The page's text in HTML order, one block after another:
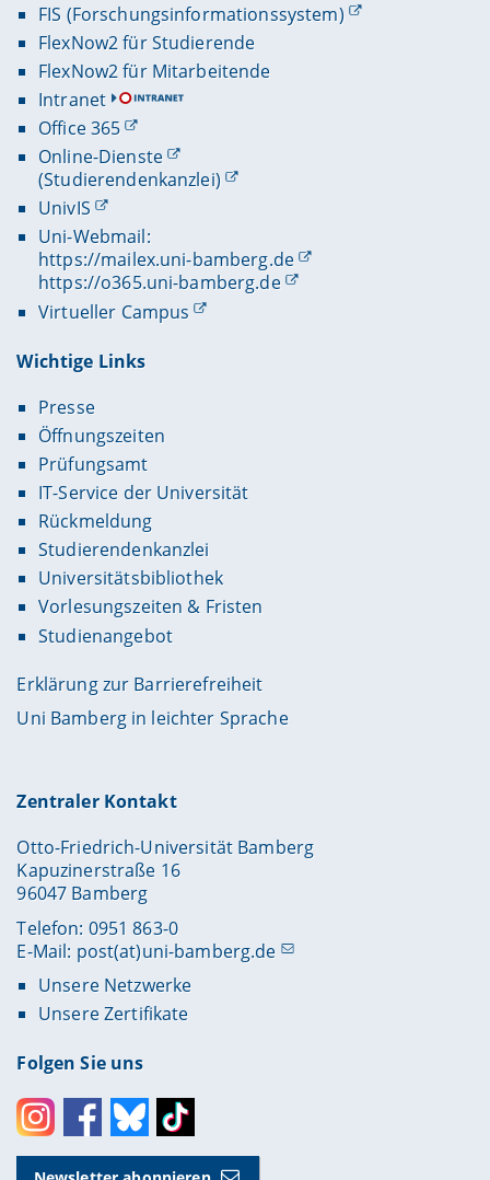
FIS (Forschungsinformationssystem)
FlexNow2 für Studierende
FlexNow2 für Mitarbeitende
Intranet
Office 365
Online-Dienste
(Studierendenkanzlei)
UnivIS
Uni-Webmail:
https://mailex.uni-bamberg.de
https://o365.uni-bamberg.de
Virtueller Campus
Wichtige Links
Presse
Öffnungszeiten
Prüfungsamt
IT-Service der Universität
Rückmeldung
Studierendenkanzlei
Universitätsbibliothek
Vorlesungszeiten & Fristen
Studienangebot
Erklärung zur Barrierefreiheit
Uni Bamberg in leichter Sprache
Zentraler Kontakt
Otto-Friedrich-Universität Bamberg
Kapuzinerstraße 16
96047 Bamberg
Telefon: 0951 863-0
E-Mail: post(at)uni-bamberg.de
Unsere Netzwerke
Unsere Zertifikate
Folgen Sie uns
InstagramFacebookBlueskyToktok